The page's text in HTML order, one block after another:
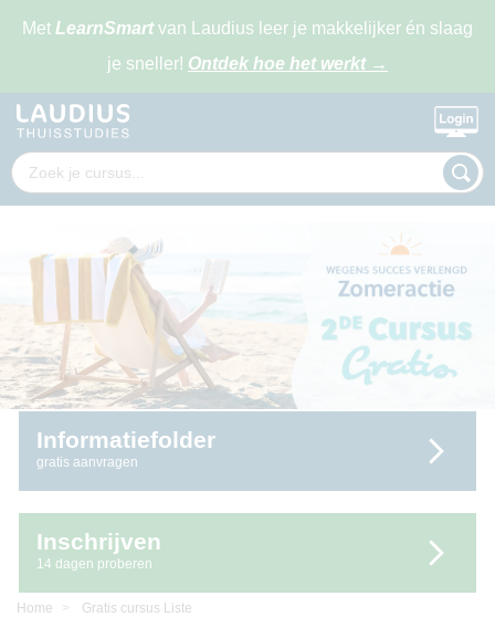
Met LearnSmartvan Laudius leer je makkelijker én slaag
je sneller! Ontdek hoe het werkt →
Informatiefolder
gratis aanvragen
Inschrijven
14 dagen proberen
Home Gratis cursus Liste